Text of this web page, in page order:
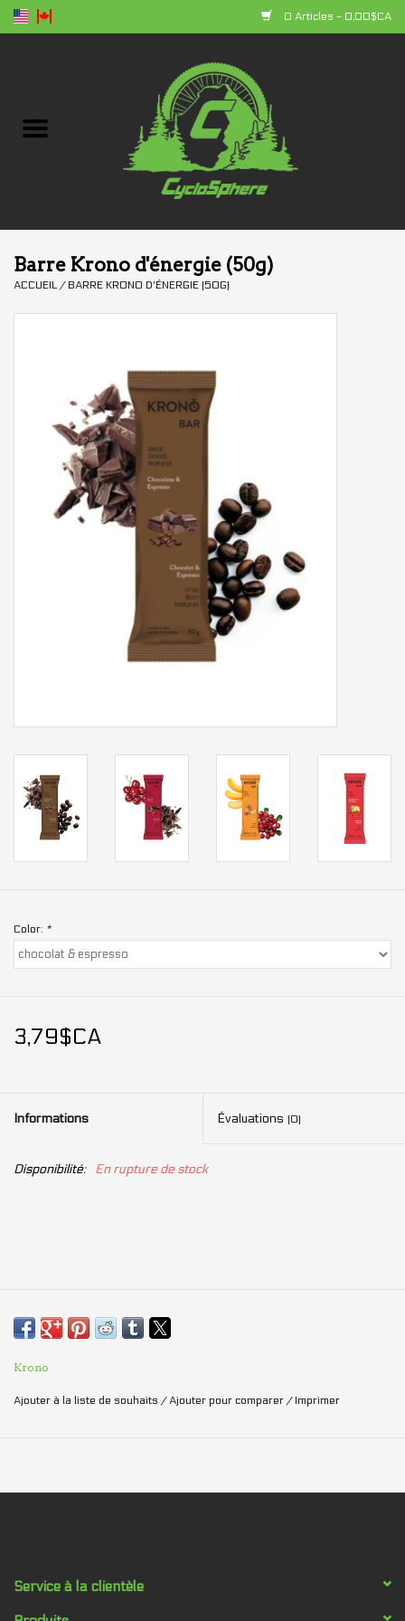
0 Articles - 0,00$CA
Vélos
Vêtements
Nos services
Bases et équipements
d'entrainement intérieur
Barre Krono d'énergie (50g)
ACCUEIL / BARRE KRONO D'ÉNERGIE (50G)
Color: *
3,79$CA
Informations Évaluations (0)
Disponibilité: En rupture de stock
Krono
Ajouter à la liste de souhaits /Ajouter pour comparer / Imprimer
Service à la clientèle